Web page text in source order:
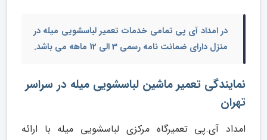
در امداد آی پی تمامی خدمات تعمیر لباسشویی میله در
منزل دارای ضمانت نامه رسمی 3 الی 12 ماهه می باشد.
نمایندگی تعمیر ماشین لباسشویی میله در سراسر
تهران
امداد آی.پی تعمیرگاه مرکزی لباسشویی میله با ارائه